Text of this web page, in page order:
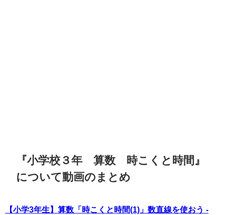
『小学校３年 算数 時こくと時間』
について動画のまとめ
【小学3年生】算数「時こくと時間(1)」数直線を使おう -